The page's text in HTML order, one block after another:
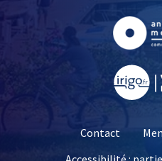
Contact